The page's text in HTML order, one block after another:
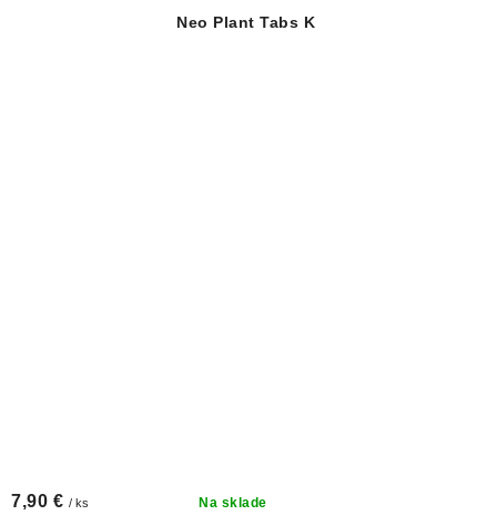
Neo Plant Tabs K
Na sklade
7,90 € / ks